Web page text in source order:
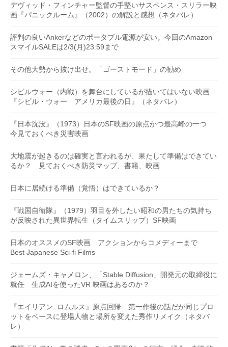
デヴィッド・フィンチャー監督の手堅いサスペンス・スリラー映
画『パニックルーム』（2002）の解説と感想（ネタバレ）
評判の良いAnkerなどのポータブル電源が安い。今回のAmazon
スマイルSALEは2/3(月)23:59まで
その他大勢から抜け出せ。「ゴーストモード」の勧め
シビルウォー（内戦）を舞台にしているが描いてはいない映画
『シビル・ウォー アメリカ最後の日』（ネタバレ）
『日本沈没』（1973）日本のSF映画の原点かつ最高峰の一つ
今見ておくべき災害映画
大地震が起きるのは確実と言われるが、果たして準備はできてい
るか？ 見ておくべき防災マップ、書籍、映画
日本に居続ける準備（覚悟）はできているか？
『戦国自衛隊』（1979）羽目を外したい昭和の男たちの気持ち
が反映された異世界転生（タイムスリップ）SF映画
日本のオススメのSF映画 アクションからコメディーまで
Best Japanese Sci-fi Films
ジェームズ・キャメロン、「Stable Diffusion」開発元の取締役に
就任 生成AIを使ったVR 映画はあるのか？
『エイリアン: ロムルス』原点回帰 第一作後の話だが同じプロ
ットをベースに登場人物と場所を変えた秀作リメイク（ネタバ
レ）